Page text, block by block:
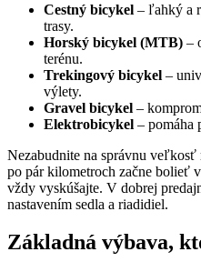
Cestný bicykel – ľahký a
trasy.
Horský bicykel (MTB) –
terénu.
Trekingový bicykel –
výlety.
Gravel bicykel –
Elektrobicykel – pomáha
Nezabudnite na správnu
po pár kilometroch začne bolieť
vždy vyskúšajte. V dobrej
nastavením sedla a riadidiel.
Základná výbava,